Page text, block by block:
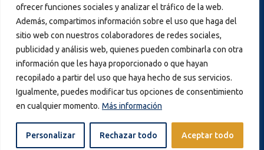
ofrecer funciones sociales y analizar el tráfico de la web.
Además, compartimos información sobre el uso que haga del
sitio web con nuestros colaboradores de redes sociales,
publicidad y análisis web, quienes pueden combinarla con otra
información que les haya proporcionado o que hayan
recopilado a partir del uso que haya hecho de sus servicios.
Igualmente, puedes modificar tus opciones de consentimiento
en cualquier momento. Más información
Personalizar Rechazar todo Aceptar todo
POLÍTICA DE PRIVACIDAD
POLÍTICA DE COOKIES
© 2024 Club Bádminton IES La Orden |